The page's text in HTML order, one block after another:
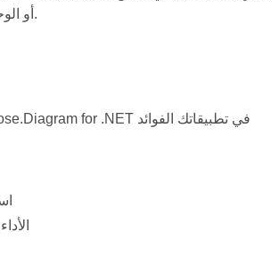
أو الوحدات النمطية الأخرى.